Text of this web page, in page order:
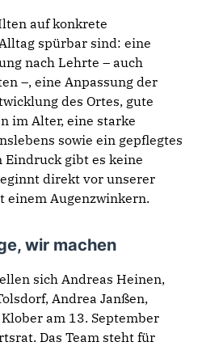
auf konkrete
spürbar sind: eine
nach Lehrte – auch
–, eine Anpassung der
des Ortes, gute
im Alter, eine starke
sowie ein gepflegtes
Eindruck gibt es keine
direkt vor unserer
einem Augenzwinkern.
wir machen
sich Andreas Heinen,
Andrea Janßen,
am 13. September
Das Team steht für